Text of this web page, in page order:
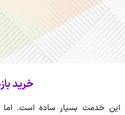
خرید
خدمت بسیار ساده است. اما